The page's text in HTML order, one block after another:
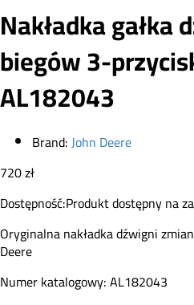
Nakładka
biegów 3-
AL182043
Brand:John Deere
720zł
Dostępność:Produkt dostępny na
Oryginalna nakładka dźwigni
Deere
Numer katalogowy: AL182043